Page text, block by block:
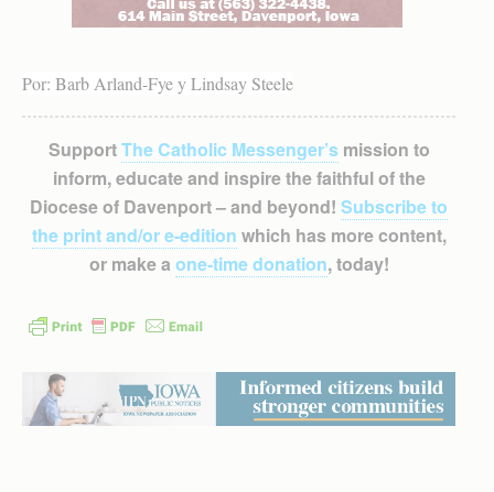
Por: Barb Arland-Fye y Lindsay Steele
SupportThe Catholic Messenger’smission to
inform, educate and inspire the faithful of the
Diocese of Davenport – and beyond! Subscribe to
the print and/or e-edition which has more content,
or make a one-time donation, today!